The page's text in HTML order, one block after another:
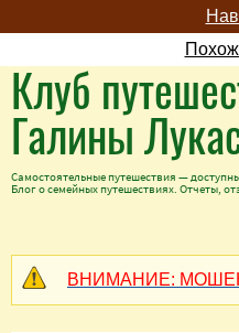
Клуб
Галины
Самостоятельные путешествия —
Блог о семейных путешествиях. Отчеты,
ВНИМАНИЕ: